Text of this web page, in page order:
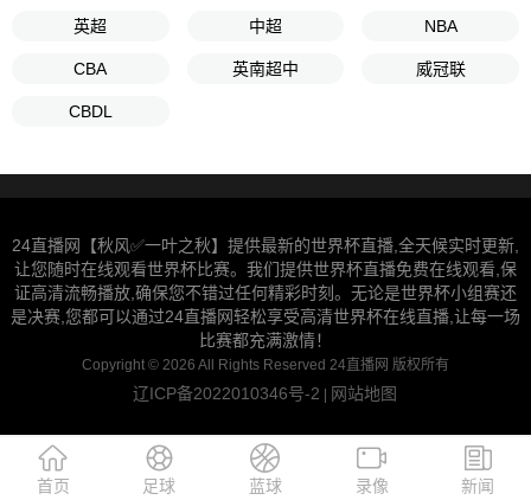
英超 中超 NBA
CBA 英南超中 威冠联
CBDL
24直播网【秋风✅一叶之秋】提供最新的世界杯直播,全天候实时更新,
让您随时在线观看世界杯比赛。我们提供世界杯直播免费在线观看,保
证高清流畅播放,确保您不错过任何精彩时刻。无论是世界杯小组赛还
是决赛,您都可以通过24直播网轻松享受高清世界杯在线直播,让每一场
比赛都充满激情！
Copyright © 2026 All Rights Reserved 24直播网 版权所有
辽ICP备2022010346号-2 | 网站地图
首页 足球 蓝球 录像 新闻